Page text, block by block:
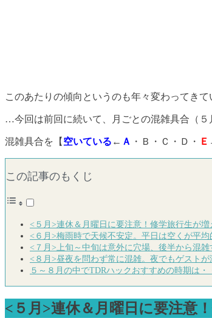
このあたりの傾向というのも年々変わってき
…今回は前回に続いて、月ごとの混雑具合（５
混雑具合を【 空いている ← Ａ ・Ｂ・Ｃ・Ｄ・ Ｅ
この記事のもくじ
<５月>連休＆月曜日に要注意！修学旅行生が増
<６月>梅雨時で天候不安定。平日は空くが平均
<７月>上旬～中旬は意外に穴場、後半から混雑
<８月>昼夜を問わず常に混雑。夜でもゲストが
５～８月の中でTDRハックおすすめの時期は・
<５月>連休＆月曜日に要注意